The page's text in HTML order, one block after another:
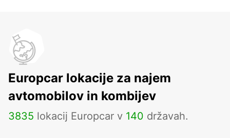
Europcar lokacije za najem
avtomobilov in kombijev
3835 lokacij Europcar v 140 državah.